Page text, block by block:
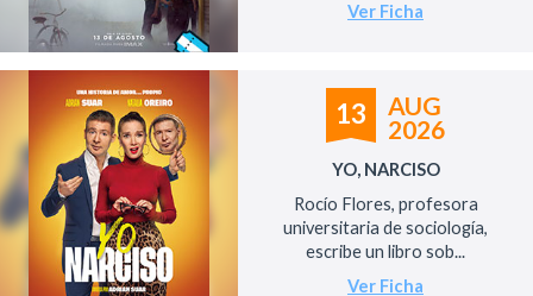
Ver Ficha
13
AUG
2026
YO, NARCISO
Rocío Flores, profesora
universitaria de sociología,
escribe un libro sob...
Ver Ficha